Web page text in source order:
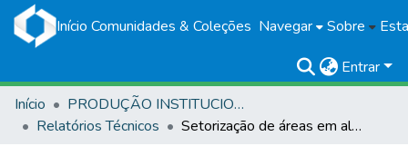
Início Comunidades & Coleções Navegar Sobre
Entrar
Início
PRODUÇÃO INSTITUCIONAL
Relatórios Técnicos
Setorização de áreas em alto e muito alto risco a movimentos de massa, enchentes e inundações: Lebon Régis, Santa Catarina